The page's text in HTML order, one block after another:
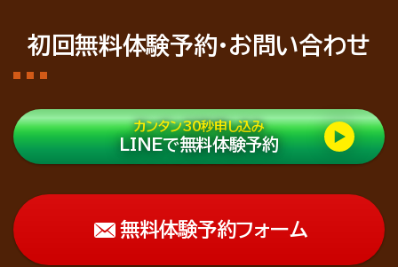
初回無料体験予約・お問い合わせ
カンタン30秒申し込み
LINEで無料体験予約
無料体験予約フォーム